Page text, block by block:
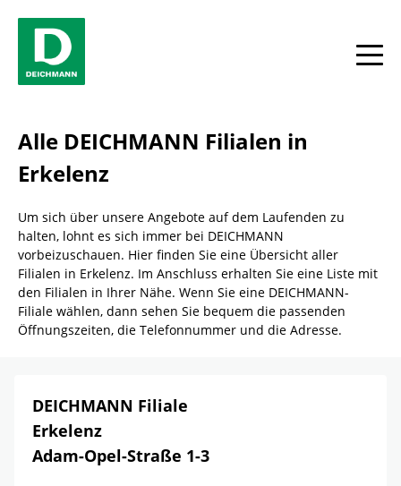
Alle
Alle DEICHMANN Filialen in
Erkelenz
Um sich über unsere Angebote auf dem Laufenden zu
halten, lohnt es sich immer bei DEICHMANN
vorbeizuschauen. Hier finden Sie eine Übersicht aller
Filialen in Erkelenz. Im Anschluss erhalten Sie eine Liste mit
den Filialen in Ihrer Nähe. Wenn Sie eine DEICHMANN-
Filiale wählen, dann sehen Sie bequem die passenden
Öffnungszeiten, die Telefonnummer und die Adresse.
DEICHMANN Filiale
Erkelenz
Adam-Opel-Straße 1-3